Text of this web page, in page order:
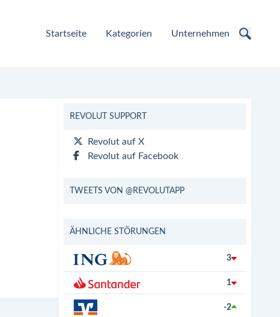
Startseite Kategorien Unternehmen
REVOLUT SUPPORT
Revolut auf X
Revolut auf Facebook
TWEETS VON @REVOLUTAPP
ÄHNLICHE STÖRUNGEN
3
1
-2